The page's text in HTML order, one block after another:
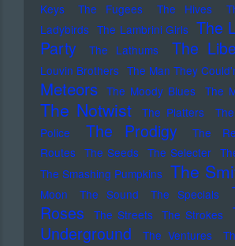
Keys
The Fugees The Hives
Ladybirds The Lambrini Girls The
Party
The Lathums The
Louvin Brothers The Man They
Meteors The Moody Blues The
The Notwist The Platters
Police
The Prodigy The
Routes The Seeds The Selecter
The Smashing Pumpkins The
Moon
The Sound The Specials
Roses
The Streets The Strokes
Underground
The Ventures